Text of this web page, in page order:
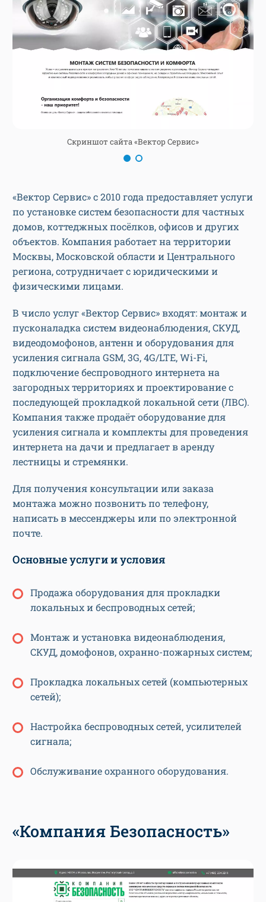
Скриншот сайта «Вектор Сервис»
«Вектор Сервис» с 2010 года предоставляет услуги
по установке систем безопасности для частных
домов, коттеджных посёлков, офисов и других
объектов. Компания работает на территории
Москвы, Московской области и Центрального
региона, сотрудничает с юридическими и
физическими лицами.
В число услуг «Вектор Сервис» входят: монтаж и
пусконаладка систем видеонаблюдения, СКУД,
видеодомофонов, антенн и оборудования для
усиления сигнала GSM, 3G, 4G/LTE, Wi-Fi,
подключение беспроводного интернета на
загородных территориях и проектирование с
последующей прокладкой локальной сети (ЛВС).
Компания также продаёт оборудование для
усиления сигнала и комплекты для проведения
интернета на дачи и предлагает в аренду
лестницы и стремянки.
Для получения консультации или заказа
монтажа можно позвонить по телефону,
написать в мессенджеры или по электронной
почте.
Основные услуги и условия
Продажа оборудования для прокладки
локальных и беспроводных сетей;
Монтаж и установка видеонаблюдения,
СКУД, домофонов, охранно-пожарных систем;
Прокладка локальных сетей (компьютерных
сетей);
Настройка беспроводных сетей, усилителей
сигнала;
Обслуживание охранного оборудования.
«Компания Безопасность»